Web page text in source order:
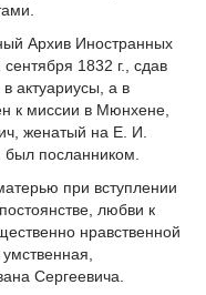
Архив Иностранных
1832 г., сдав
актуариусы, а в
к миссии в Мюнхене,
женатый на Е. И.
посланником.
при вступлении
любви к
нравственной
Сергеевича.